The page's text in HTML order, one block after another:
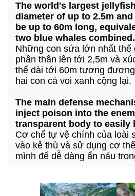
The world's largest
diameter of up to 2.5m
be up to 60m long,
two blue whales combined.
Những con sứa lớn nhất
phần thân lên tới 2,5m và
thể dài tới 60m tương
hai con cá voi xanh cộng lại.
The main defense
inject poison into the
transparent body to easily
Cơ chế tự vệ chính của loài
vào kẻ thù và sử dụng cơ
mình để dễ dàng ẩn náu